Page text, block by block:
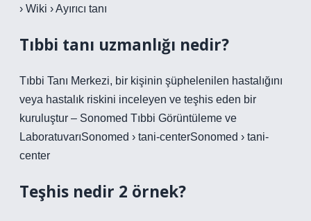
› Wiki › Ayırıcı tanı
Tıbbi tanı uzmanlığı nedir?
Tıbbi Tanı Merkezi, bir kişinin şüphelenilen hastalığını
veya hastalık riskini inceleyen ve teşhis eden bir
kuruluştur – Sonomed Tıbbi Görüntüleme ve
LaboratuvarıSonomed › tani-centerSonomed › tani-
center
Teşhis nedir 2 örnek?